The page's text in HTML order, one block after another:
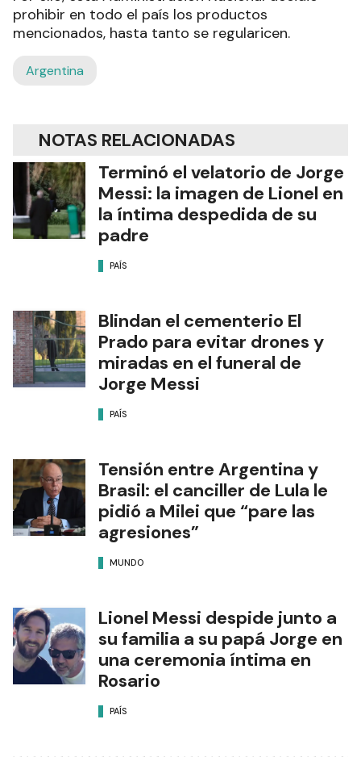
prohibir en todo el país los productos
mencionados, hasta tanto se regularicen.
Argentina
NOTAS RELACIONADAS
Terminó el velatorio de Jorge
Messi: la imagen de Lionel en
la íntima despedida de su
padre
PAÍS
Blindan el cementerio El
Prado para evitar drones y
miradas en el funeral de
Jorge Messi
PAÍS
Tensión entre Argentina y
Brasil: el canciller de Lula le
pidió a Milei que “pare las
agresiones”
MUNDO
Lionel Messi despide junto a
su familia a su papá Jorge en
una ceremonia íntima en
Rosario
PAÍS